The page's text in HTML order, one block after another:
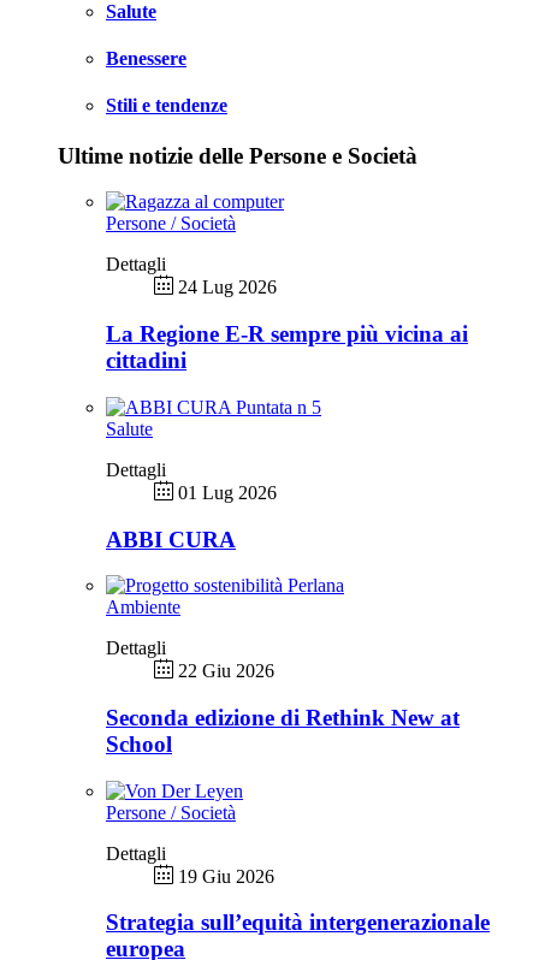
Salute
Benessere
Stili e tendenze
Ultime notizie delle Persone e Società
Persone / Società
Dettagli
24 Lug 2026
La Regione E-R sempre più vicina ai
cittadini
Salute
Dettagli
01 Lug 2026
ABBI CURA
Ambiente
Dettagli
22 Giu 2026
Seconda edizione di Rethink New at
School
Persone / Società
Dettagli
19 Giu 2026
Strategia sull’equità intergenerazionale
europea